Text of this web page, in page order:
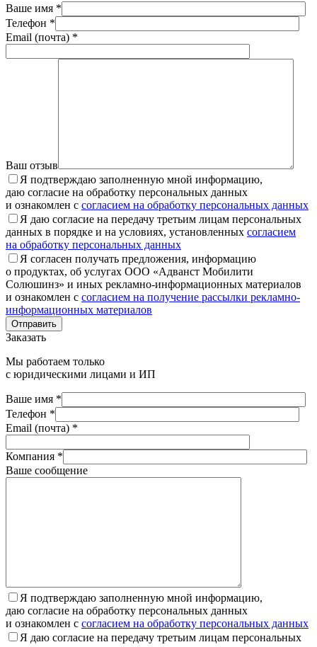
Ваше имя *
Телефон *
Email (почта) *
Ваш отзыв
Я подтверждаю заполненную мной информацию,
даю согласие на обработку персональных данных
и ознакомлен с согласием на обработку персональных данных
Я даю согласие на передачу третьим лицам персональных
данных в порядке и на условиях, установленных согласием
на обработку персональных данных
Я согласен получать предложения, информацию
о продуктах, об услугах ООО «Адванст Мобилити
Солюшинз» и иных рекламно-информационных материалов
и ознакомлен с согласием на получение рассылки рекламно-
информационных материалов
Отправить
Заказать
Мы работаем только
с юридическими лицами и ИП
Ваше имя *
Телефон *
Email (почта) *
Компания *
Ваше сообщение
Я подтверждаю заполненную мной информацию,
даю согласие на обработку персональных данных
и ознакомлен с согласием на обработку персональных данных
Я даю согласие на передачу третьим лицам персональных